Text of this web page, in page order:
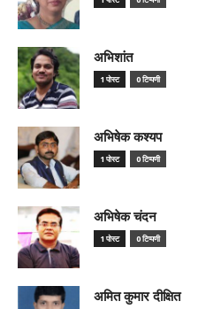
अभिशांत
1 पोस्ट 0 टिप्पणी
अभिषेक कश्यप
1 पोस्ट 0 टिप्पणी
अभिषेक चंदन
1 पोस्ट 0 टिप्पणी
अमित कुमार दीक्षित